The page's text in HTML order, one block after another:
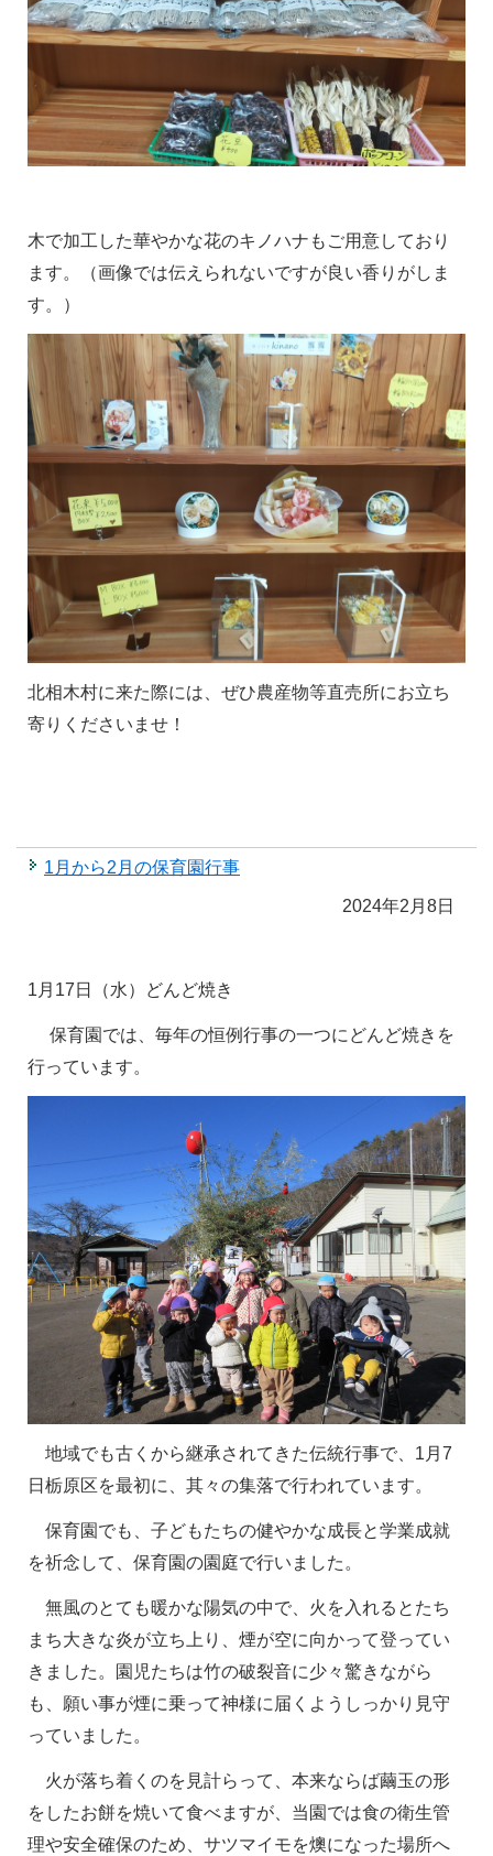
木で加工した華やかな花のキノハナもご用意しており
ます。（画像では伝えられないですが良い香りがしま
す。）
北相木村に来た際には、ぜひ農産物等直売所にお立ち
寄りくださいませ！
1月から2月の保育園行事
2024年2月8日
1 月17日（水）どんど焼き
保育園では、毎年の恒例行事の一つにどんど焼きを
行っています。
地域でも古くから継承されてきた伝統行事で、1月7
日栃原区を最初に、其々の集落で行われています。
保育園でも、子どもたちの健やかな成長と学業成就
を祈念して、保育園の園庭で行いました。
無風のとても暖かな陽気の中で、火を入れるとたち
まち大きな炎が立ち上り、煙が空に向かって登ってい
きました。園児たちは竹の破裂音に少々驚きながら
も、願い事が煙に乗って神様に届くようしっかり見守
っていました。
火が落ち着くのを見計らって、本来ならば繭玉の形
をしたお餅を焼いて食べますが、当園では食の衛生管
理や安全確保のため、サツマイモを燠になった場所へ